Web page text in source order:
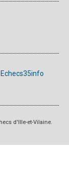
d'Ille-et-Vilaine.